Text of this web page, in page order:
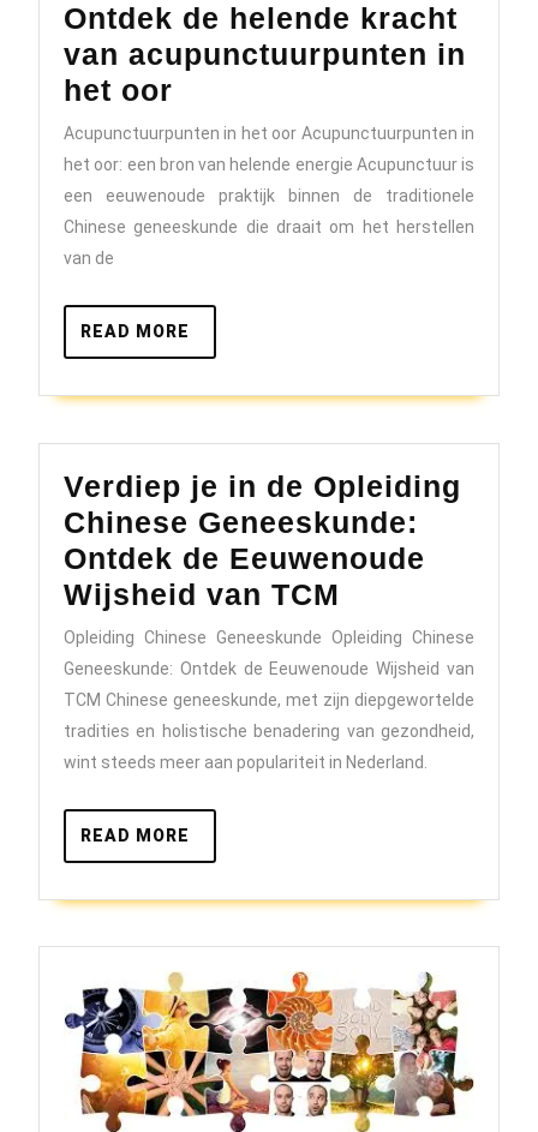
Ontdek de helende kracht
van acupunctuurpunten in
het oor
de
helende
kracht
van
in
het
Acupunctuurpunten in het oor Acupunctuurpunten in
het oor: een bron van helende energie Acupunctuur is
een eeuwenoude praktijk binnen de traditionele
Chinese geneeskunde die draait om het herstellen
van de
READ MORE
MORE
Verdiep je in de Opleiding
Chinese Geneeskunde:
Ontdek de Eeuwenoude
Wijsheid van TCM
je
in
de
Opleiding
Chinese
Eeuwenoude
Wijsheid
van
TCM
Opleiding Chinese Geneeskunde Opleiding Chinese
Geneeskunde: Ontdek de Eeuwenoude Wijsheid van
TCM Chinese geneeskunde, met zijn diepgewortelde
tradities en holistische benadering van gezondheid,
wint steeds meer aan populariteit in Nederland.
READ MORE
MORE